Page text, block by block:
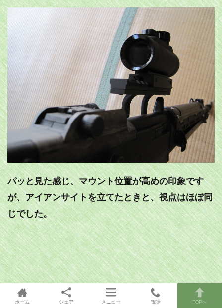
パッと見た感じ、マウント位置が高めの印象です
が、アイアンサイトを立てたときと、視点はほぼ同
じでした。
ホーム シェア メニュー 電話 TOPへ